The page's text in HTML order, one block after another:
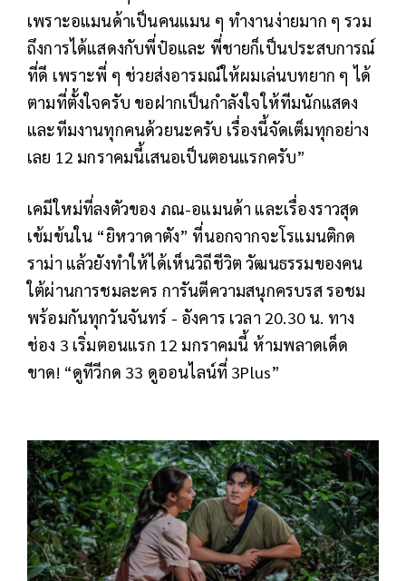
เพราะอแมนด้าเป็นคนแมน ๆ ทำงานง่ายมาก ๆ รวม
ถึงการได้แสดงกับพี่ป๋อและ พี่ชายก็เป็นประสบการณ์
ที่ดี เพราะพี่ ๆ ช่วยส่งอารมณ์ให้ผมเล่นบทยาก ๆ ได้
ตามที่ตั้งใจครับ ขอฝากเป็นกําลังใจให้ทีมนักแสดง
และทีมงานทุกคนด้วยนะครับ เรื่องนี้จัดเต็มทุกอย่าง
เลย 12 มกราคมนี้เสนอเป็นตอนแรกครับ”
เคมีใหม่ที่ลงตัวของ ภณ-อแมนด้า และเรื่องราวสุด
เข้มข้นใน “ยิหวาดาตัง” ที่นอกจากจะโรแมนติกด
ราม่า แล้วยังทำให้ได้เห็นวิถีชีวิต วัฒนธรรมของคน
ใต้ผ่านการชมละคร การันตีความสนุกครบรส รอชม
พร้อมกันทุกวันจันทร์ - อังคาร เวลา 20.30 น. ทาง
ช่อง 3 เริ่มตอนแรก 12 มกราคมนี้ ห้ามพลาดเด็ด
ขาด! “ดูทีวีกด 33 ดูออนไลน์ที่ 3Plus”